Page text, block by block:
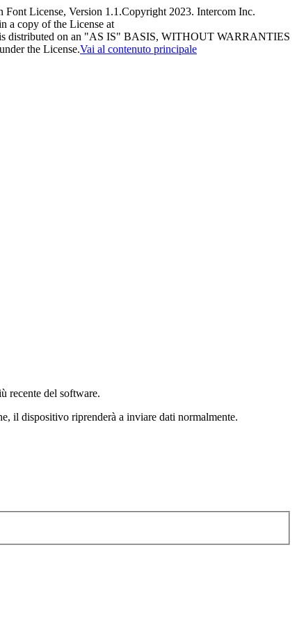
Font License, Version 1.1.Copyright 2023. Intercom Inc.
a copy of the License at
is distributed on an "AS IS" BASIS, WITHOUT WARRANTIES
the License.Vai al contenuto principale
recente del software.
il dispositivo riprenderà a inviare dati normalmente.